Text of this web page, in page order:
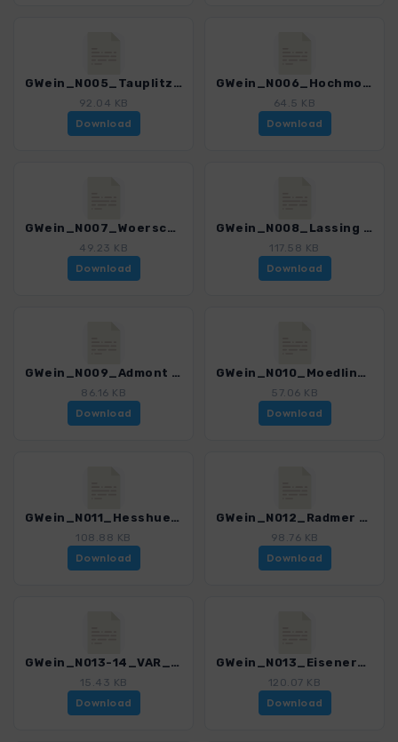
GWein_N005_Tauplitzalm - Hochmoelbinghuette_4550_1.gpx
92.04 KB
Download
GWein_N006_Hochmoelbinghuette - Woerschach_4550_1.gpx
64.5 KB
Download
GWein_N007_Woerschach - Lassing_4550_1.gpx
49.23 KB
Download
GWein_N008_Lassing - Admont_4550_1.gpx
117.58 KB
Download
GWein_N009_Admont - Moedlingerhuette_4550_1.gpx
86.16 KB
Download
GWein_N010_Moedlingerhuette - Hesshuette_4550_1.gpx
57.06 KB
Download
GWein_N011_Hesshuette - Radmer_4550_1.gpx
108.88 KB
Download
GWein_N012_Radmer - Eisenerz_4550_1.gpx
98.76 KB
Download
GWein_N013-14_VAR_Sonnschienalm - Schiestlhaus_4550_1.gpx
15.43 KB
Download
GWein_N013_Eisenerz - Sonnschienalm_4550_1.gpx
120.07 KB
Download